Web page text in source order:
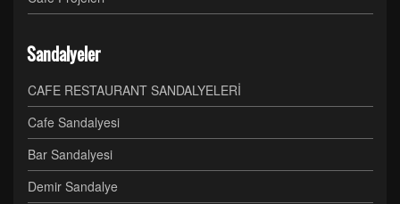
Sandalyeler
CAFE RESTAURANT SANDALYELERİ
Cafe Sandalyesi
Bar Sandalyesi
Demir Sandalye